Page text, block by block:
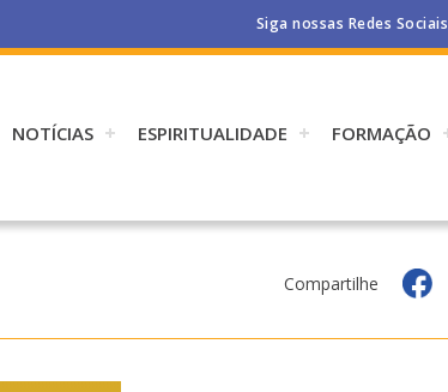
Siga nossas Redes Sociais
NOTÍCIAS ESPIRITUALIDADE FORMAÇÃO
Compartilhe